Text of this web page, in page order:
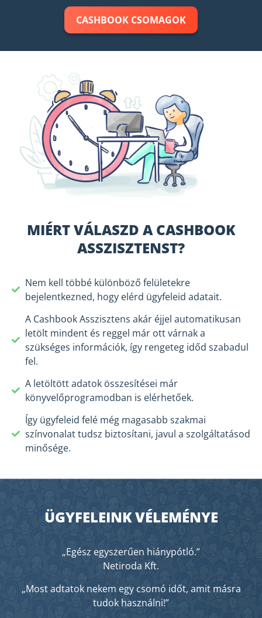
CASHBOOK CSOMAGOK
MIÉRT VÁLASZD A CASHBOOK
ASSZISZTENST?
Nem kell többé különböző felületekre
bejelentkezned, hogy elérd ügyfeleid adatait.
A Cashbook Asszisztens akár éjjel automatikusan
letölt mindent és reggel már ott várnak a
szükséges információk, így rengeteg időd szabadul
fel.
A letöltött adatok összesítései már
könyvelőprogramodban is elérhetőek.
Így ügyfeleid felé még magasabb szakmai
színvonalat tudsz biztosítani, javul a szolgáltatásod
minősége.
ÜGYFELEINK VÉLEMÉNYE
„Egész egyszerűen hiánypótló.”
Netiroda Kft.
„Most adtatok nekem egy csomó időt, amit másra
tudok használni!”